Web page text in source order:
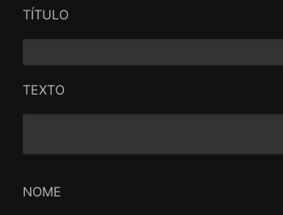
TÍTULO
TEXTO
NOME